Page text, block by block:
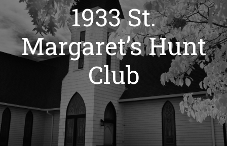
1933 St.
Margaret’s Hunt
Club